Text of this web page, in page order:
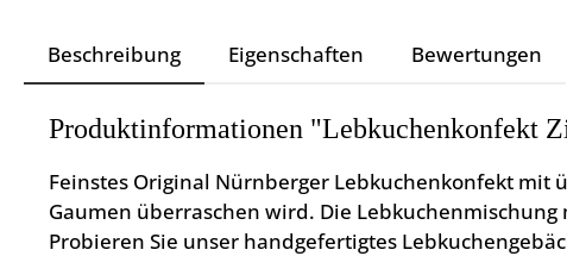
Beschreibung Eigenschaften Bewertungen
Produktinformationen "Lebkuchenkonfekt
Feinstes Original Nürnberger Lebkuchenkonfekt mit
Gaumen überraschen wird. Die
Probieren Sie unser handgefertigtes